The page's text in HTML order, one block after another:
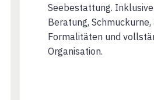
Seebestattung.
Beratung,
Formalitäten und
Organisation.